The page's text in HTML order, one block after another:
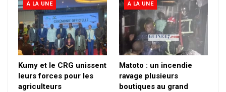
A LA UNE
Kumy et le CRG unissent
leurs forces pour les
agriculteurs
A LA UNE
Matoto : un incendie
ravage plusieurs
boutiques au grand